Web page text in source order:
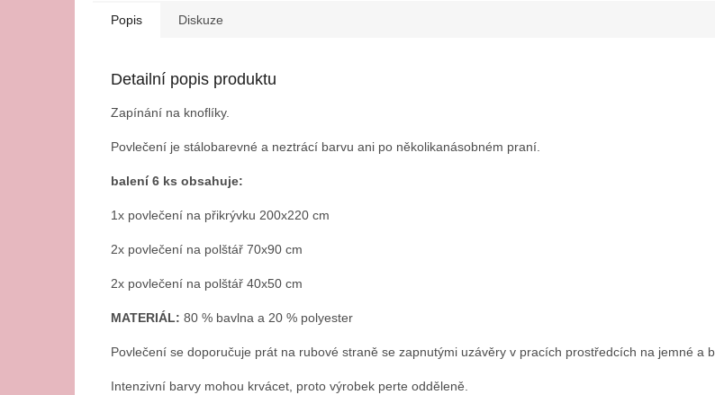
Popis Diskuze
Detailní popis produktu
Zapínání na knoflíky.
Povlečení je stálobarevné a neztrácí barvu ani po několikanásobném praní.
balení 6 ks obsahuje:
1x povlečení na přikrývku 200x220 cm
2x povlečení na polštář 70x90 cm
2x povlečení na polštář 40x50 cm
MATERIÁL: 80 % bavlna a 20 % polyester
Povlečení se doporučuje prát na rubové straně se zapnutými uzávěry v pracích prostředcích na jemné a
Intenzivní barvy mohou krvácet, proto výrobek perte odděleně.